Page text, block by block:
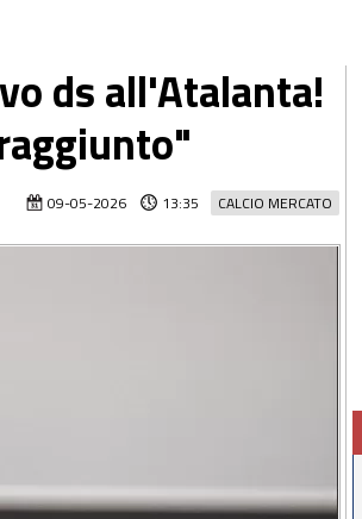
ds all'Atalanta!
CALCIO MERCATO
09-05-2026 13:35